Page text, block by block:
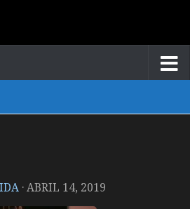
·ABRIL 14, 2019